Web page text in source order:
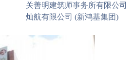
关善明建筑师事务所有限公司
灿航有限公司 (新鸿基集团)